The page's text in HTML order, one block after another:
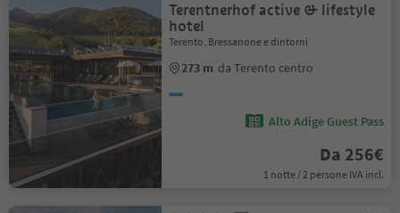
Terentnerhof active & lifestyle
hotel
Terento, Bressanone e dintorni
273 m da Terento centro
Alto Adige Guest Pass
Da 256€
1 notte / 2 persone IVA incl.